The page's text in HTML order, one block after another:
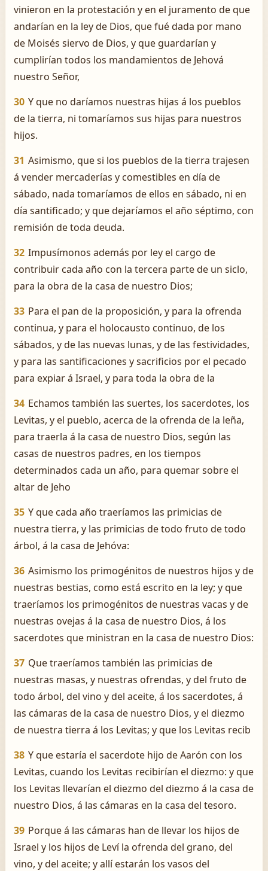
vinieron en la protestación y en el juramento de que
andarían en la ley de Dios, que fué dada por mano
de Moisés siervo de Dios, y que guardarían y
cumplirían todos los mandamientos de Jehová
nuestro Señor,
30 Y que no daríamos nuestras hijas á los pueblos
de la tierra, ni tomaríamos sus hijas para nuestros
hijos.
31 Asimismo, que si los pueblos de la tierra trajesen
á vender mercaderías y comestibles en día de
sábado, nada tomaríamos de ellos en sábado, ni en
día santificado; y que dejaríamos el año séptimo, con
remisión de toda deuda.
32 Impusímonos además por ley el cargo de
contribuir cada año con la tercera parte de un siclo,
para la obra de la casa de nuestro Dios;
33 Para el pan de la proposición, y para la ofrenda
continua, y para el holocausto continuo, de los
sábados, y de las nuevas lunas, y de las festividades,
y para las santificaciones y sacrificios por el pecado
para expiar á Israel, y para toda la obra de la
34 Echamos también las suertes, los sacerdotes, los
Levitas, y el pueblo, acerca de la ofrenda de la leña,
para traerla á la casa de nuestro Dios, según las
casas de nuestros padres, en los tiempos
determinados cada un año, para quemar sobre el
altar de Jeho
35 Y que cada año traeríamos las primicias de
nuestra tierra, y las primicias de todo fruto de todo
árbol, á la casa de Jehóva:
36 Asimismo los primogénitos de nuestros hijos y de
nuestras bestias, como está escrito en la ley; y que
traeríamos los primogénitos de nuestras vacas y de
nuestras ovejas á la casa de nuestro Dios, á los
sacerdotes que ministran en la casa de nuestro Dios:
37 Que traeríamos también las primicias de
nuestras masas, y nuestras ofrendas, y del fruto de
todo árbol, del vino y del aceite, á los sacerdotes, á
las cámaras de la casa de nuestro Dios, y el diezmo
de nuestra tierra á los Levitas; y que los Levitas recib
38 Y que estaría el sacerdote hijo de Aarón con los
Levitas, cuando los Levitas recibirían el diezmo: y que
los Levitas llevarían el diezmo del diezmo á la casa de
nuestro Dios, á las cámaras en la casa del tesoro.
39 Porque á las cámaras han de llevar los hijos de
Israel y los hijos de Leví la ofrenda del grano, del
vino, y del aceite; y allí estarán los vasos del